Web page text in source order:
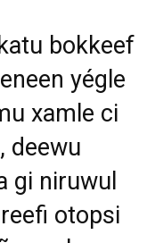
bokkeef
yégle
xamle ci
deewu
gi niruwul
otopsi